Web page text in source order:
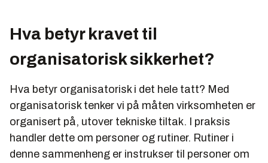
Hva betyr kravet til
organisatorisk sikkerhet?
Hva betyr organisatorisk i det hele tatt? Med
organisatorisk tenker vi på måten virksomheten er
organisert på, utover tekniske tiltak. I praksis
handler dette om personer og rutiner. Rutiner i
denne sammenheng er instrukser til personer om